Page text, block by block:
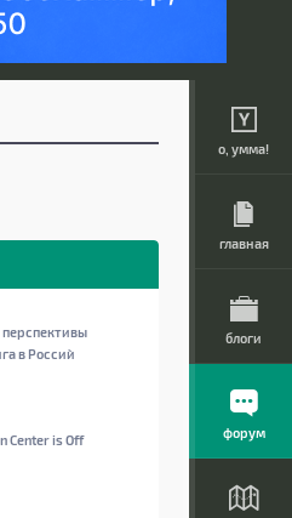
о, умма!
главная
блоги
форум
перспективы
в России`
Center is Off